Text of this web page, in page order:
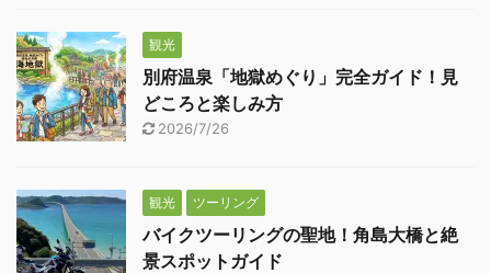
観光
別府温泉「地獄めぐり」完全ガイド！見
どころと楽しみ方
2026/7/26
観光 ツーリング
バイクツーリングの聖地！角島大橋と絶
景スポットガイド